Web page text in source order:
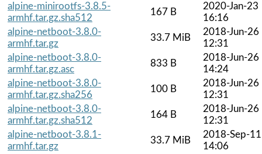
alpine-minirootfs-3.8.5-
armhf.tar.gz.sha512
167 B
2020-Jan-23
16:16
alpine-netboot-3.8.0-
armhf.tar.gz
33.7 MiB
2018-Jun-26
12:31
alpine-netboot-3.8.0-
armhf.tar.gz.asc
833 B
2018-Jun-26
14:24
alpine-netboot-3.8.0-
armhf.tar.gz.sha256
100 B
2018-Jun-26
12:31
alpine-netboot-3.8.0-
armhf.tar.gz.sha512
164 B
2018-Jun-26
12:31
alpine-netboot-3.8.1-
armhf.tar.gz
33.7 MiB
2018-Sep-11
14:06